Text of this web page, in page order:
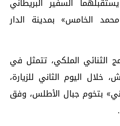
الخامس» بمدينة الدار
الثنائي الملكي، تتمثل في
اليوم الثاني للزيارة،
بتخوم جبال الأطلس، وفق